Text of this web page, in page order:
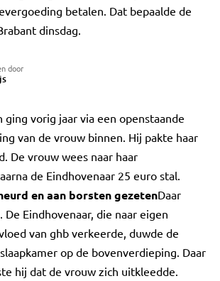
betalen. Dat bepaalde de
dinsdag.
door
ging vorig jaar via een openstaande
van de vrouw binnen. Hij pakte haar
De vrouw wees naar haar
de Eindhovenaar 25 euro stal.
en aan borsten gezetenDaar
Eindhovenaar, die naar eigen
van ghb verkeerde, duwde de
op de bovenverdieping. Daar
hij dat de vrouw zich uitkleedde.